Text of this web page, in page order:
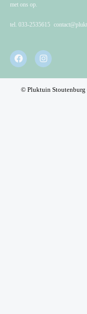
met ons op.
tel. 033-2535615
F
a
e
b
I
n
t
a
© Pluktuin Stoutenburg